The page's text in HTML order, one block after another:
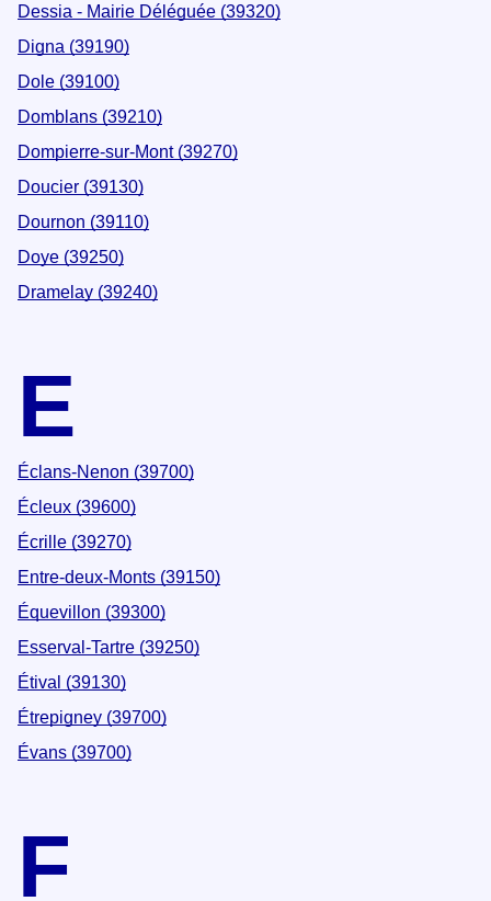
Dessia - Mairie Déléguée (39320)
Digna (39190)
Dole (39100)
Domblans (39210)
Dompierre-sur-Mont (39270)
Doucier (39130)
Dournon (39110)
Doye (39250)
Dramelay (39240)
E
Éclans-Nenon (39700)
Écleux (39600)
Écrille (39270)
Entre-deux-Monts (39150)
Équevillon (39300)
Esserval-Tartre (39250)
Étival (39130)
Étrepigney (39700)
Évans (39700)
F